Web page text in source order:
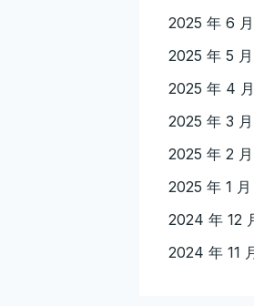
2025 年 6 月
2025 年 5 月
2025 年 4 月
2025 年 3 月
2025 年 2 月
2025 年 1 月
2024 年 12
2024 年 11